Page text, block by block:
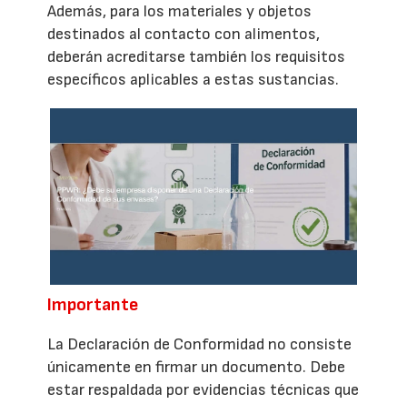
Además, para los materiales y objetos
destinados al contacto con alimentos,
deberán acreditarse también los requisitos
específicos aplicables a estas sustancias.
Importante
La Declaración de Conformidad no consiste
únicamente en firmar un documento. Debe
estar respaldada por evidencias técnicas que